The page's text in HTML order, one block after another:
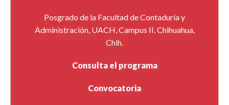
Posgrado de la Facultad de Contaduría y
Administración, UACH, Campus II, Chihuahua,
Chih.
Consulta el programa
Convocatoria